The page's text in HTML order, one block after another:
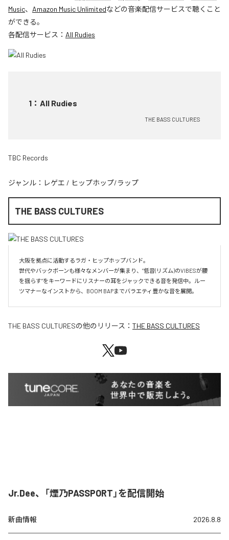
Music、 Amazon Music Unlimitedなどの音楽配信サービスで聴くこと
ができる。
各配信サービス： All Rudies
1 ： All Rudies
THE BASS CULTURES
TBC Records
ジャンル： レゲエ / ヒップホップ/ラップ
THE BASS CULTURES
大阪を拠点に活動するラガ・ヒップホップバンド。
世代やバックボーンも様々なメンバーが集まり、”低音(リズム)のVIBESが腰
を揺らす”をキーワードにリスナーの耳をジャックできる音を発信中。ルー
ツマナーなインストから、BOOM BAPまでバラエティ豊かな音を展開。
THE BASS CULTURESの他のリリース： THE BASS CULTURES
Jr.Dee、「煙乃PASSPORT」を配信開始
新曲情報 2026.8.8